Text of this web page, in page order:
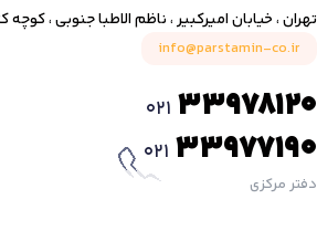
تهران ، خیابان امیرکبیر ، ناظم الاطبا جنوبی ، کوچه کتانه ،
info@parstamin-co.ir
021 33978120
021 33977190
دفتر مرکزی